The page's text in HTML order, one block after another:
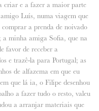
criar e a fazer a maior parte
Luís, numa viagem que
a prenda de noivado
minha amiga Sofia, que na
favor de receber a
e trazê-la para Portugal; as
de alfazema em que eu
que lá ia, o Filipe desenhou
a fazer tudo o resto, valeu
a arranjar materiais que